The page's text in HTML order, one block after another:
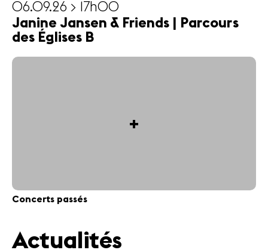
06.09.26 > 17h00
Janine Jansen & Friends | Parcours
des Églises B
+
Concerts passés
Actualités